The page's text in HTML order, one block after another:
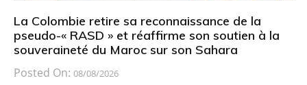
La Colombie retire sa reconnaissance de la
pseudo-« RASD » et réaffirme son soutien à la
souveraineté du Maroc sur son Sahara
Posted On: 08/08/2026